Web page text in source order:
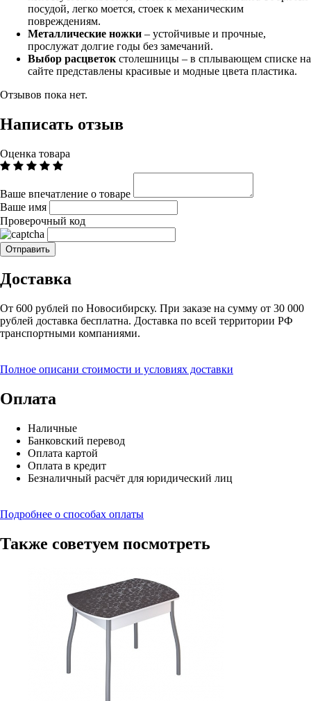
посудой, легко моется, стоек к механическим
повреждениям.
Металлические ножки – устойчивые и прочные,
прослужат долгие годы без замечаний.
Выбор расцветок столешницы – в сплывающем списке на
сайте представлены красивые и модные цвета пластика.
Отзывов пока нет.
Написать отзыв
Оценка товара
Ваше впечатление о товаре
Ваше имя
Проверочный код
Доставка
От 600 рублей по Новосибирску. При заказе на сумму от 30 000
рублей доставка бесплатна. Доставка по всей территории РФ
транспортными компаниями.
Полное описани стоимости и условиях доставки
Оплата
Наличные
Банковский перевод
Оплата картой
Оплата в кредит
Безналичный расчёт для юридический лиц
Подробнее о способах оплаты
Также советуем посмотреть